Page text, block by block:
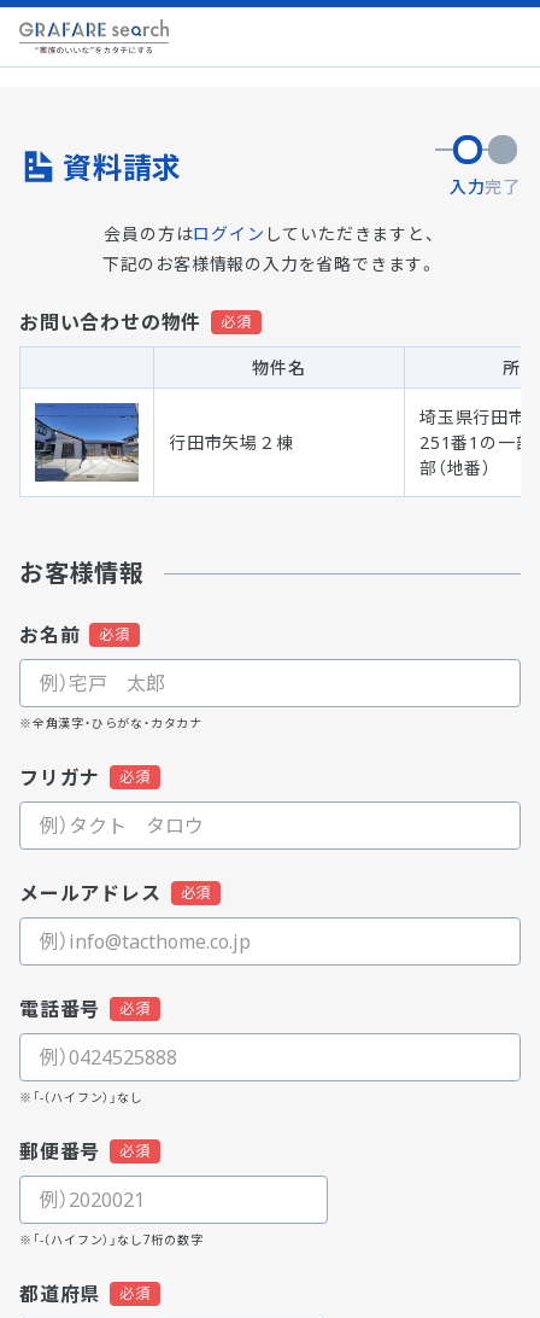
資料請求 入力完了
会員の方はログイン していただきますと、
下記のお客様情報の入力を省略できます。
お問い合わせの物件
物件名 所
行田市矢場２棟
埼玉県行田市
251番1の一部
部（地番）
お客様情報
お名前
※全角漢字・ひらがな・カタカナ
フリガナ
メールアドレス
電話番号
※「-（ハイフン）」なし
郵便番号
※「-（ハイフン）」なし7桁の数字
都道府県